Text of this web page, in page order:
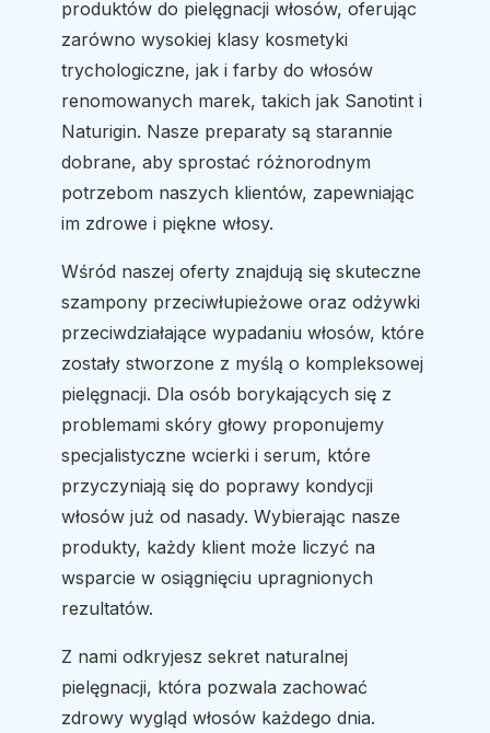
produktów do pielęgnacji włosów, oferując
zarówno wysokiej klasy kosmetyki
trychologiczne, jak i farby do włosów
renomowanych marek, takich jak Sanotint i
Naturigin. Nasze preparaty są starannie
dobrane, aby sprostać różnorodnym
potrzebom naszych klientów, zapewniając
im zdrowe i piękne włosy.
Wśród naszej oferty znajdują się skuteczne
szampony przeciwłupieżowe oraz odżywki
przeciwdziałające wypadaniu włosów, które
zostały stworzone z myślą o kompleksowej
pielęgnacji. Dla osób borykających się z
problemami skóry głowy proponujemy
specjalistyczne wcierki i serum, które
przyczyniają się do poprawy kondycji
włosów już od nasady. Wybierając nasze
produkty, każdy klient może liczyć na
wsparcie w osiągnięciu upragnionych
rezultatów.
Z nami odkryjesz sekret naturalnej
pielęgnacji, która pozwala zachować
zdrowy wygląd włosów każdego dnia.